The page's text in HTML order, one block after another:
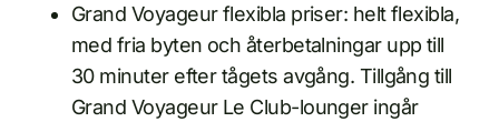
Grand Voyageur flexibla priser: helt flexibla,
med fria byten och återbetalningar upp till
30 minuter efter tågets avgång. Tillgång till
Grand Voyageur Le Club-lounger ingår